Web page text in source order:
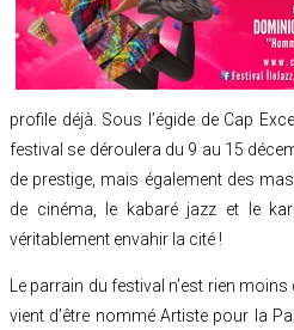
profile déjà. Sous l’égide de Cap
festival se déroulera du 9 au 15
de prestige, mais également des
de cinéma, le kabaré jazz et le
véritablement envahir la cité !
Le parrain du festival n’est rien
vient d’être nommé Artiste pour la